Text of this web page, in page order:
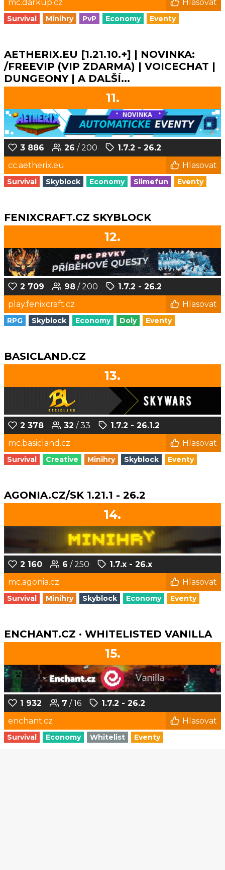
mc.darkup.cz
Hlasovat
Survival Minihry PvP Economy Eventy
AETHERIX.EU [1.21.10.+] | NOVINKA:
/FREEVIP (VIP ZDARMA) | VOICECHAT |
DUNGEONY | A DALŠÍ...
11.
3 886 26 / 200
1.7.2 - 26.2
cc.aetherix.eu
Hlasovat
Survival Skyblock Economy Slimefun Eventy
FENIXCRAFT.CZ SKYBLOCK
12.
2 709 98 / 200
1.7.2 - 26.2
play.fenixcraft.cz
Hlasovat
RPG Skyblock Economy Doly Eventy
BASICLAND.CZ
13.
2 378 32 / 33
1.7.2 - 26.1.2
mc.basicland.cz
Hlasovat
Survival Creative Minihry Skyblock Eventy
AGONIA.CZ/SK 1.21.1 - 26.2
14.
2 160 6 / 250
1.7.x - 26.x
mc.agonia.cz
Hlasovat
Survival Minihry Skyblock Economy Eventy
ENCHANT.CZ · WHITELISTED VANILLA
15.
1 932 7 / 16
1.7.2 - 26.2
enchant.cz
Hlasovat
Survival Economy Whitelist Eventy